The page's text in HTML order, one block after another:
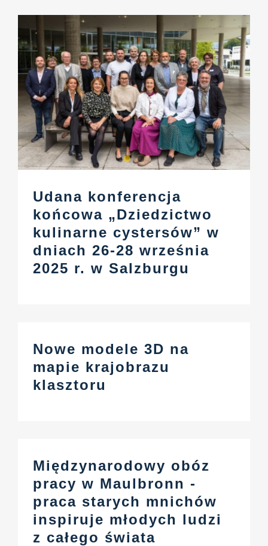
Udana konferencja
końcowa „Dziedzictwo
kulinarne cystersów” w
dniach 26-28 września
2025 r. w Salzburgu
Nowe modele 3D na
mapie krajobrazu
klasztoru
Międzynarodowy obóz
pracy w Maulbronn -
praca starych mnichów
inspiruje młodych ludzi
z całego świata